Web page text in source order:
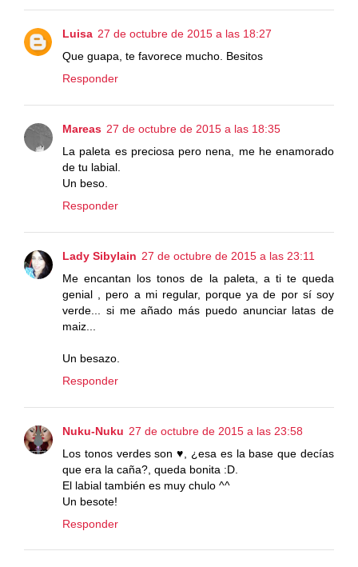
Luisa 27 de octubre de 2015 a las 18:27
Que guapa, te favorece mucho. Besitos
Responder
Mareas 27 de octubre de 2015 a las 18:35
La paleta es preciosa pero nena, me he enamorado
de tu labial.
Un beso.
Responder
Lady Sibylain 27 de octubre de 2015 a las 23:11
Me encantan los tonos de la paleta, a ti te queda
genial , pero a mi regular, porque ya de por sí soy
verde... si me añado más puedo anunciar latas de
maiz...
Un besazo.
Responder
Nuku-Nuku 27 de octubre de 2015 a las 23:58
Los tonos verdes son ♥, ¿esa es la base que decías
que era la caña?, queda bonita :D.
El labial también es muy chulo ^^
Un besote!
Responder